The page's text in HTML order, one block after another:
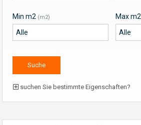
Min m2 (m2) Max m2
suchen Sie bestimmte Eigenschaften?